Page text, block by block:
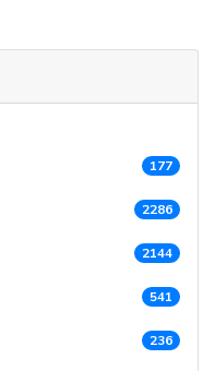
177
2286
2144
541
236